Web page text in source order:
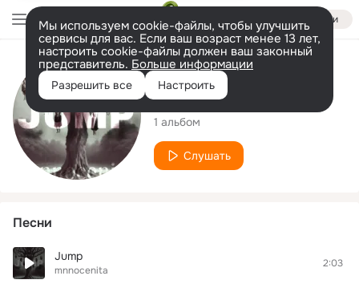
Войти
Мы используем cookie-файлы, чтобы улучшить
сервисы для вас. Если ваш возраст менее 13 лет,
настроить cookie-файлы должен ваш законный
представитель. Больше информации
Разрешить все Настроить
Исполнитель
mnnocenita
1 альбом
Слушать
Песни
Jump
mnnocenita
2:03